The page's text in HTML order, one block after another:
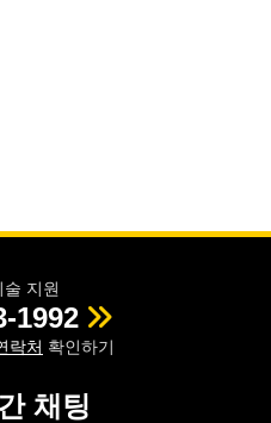
술 지원
1992
락처 확인하기
채팅